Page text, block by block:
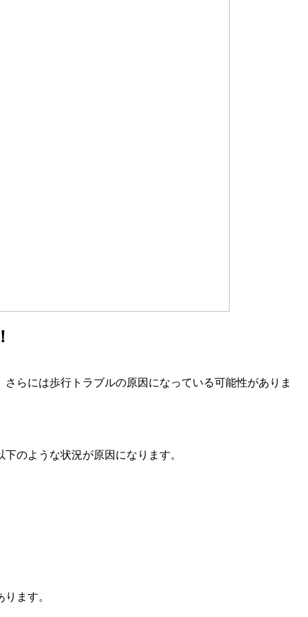
らには歩行トラブルの原因になっている可能性がありま
のような状況が原因になります。
ます。